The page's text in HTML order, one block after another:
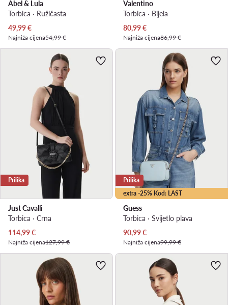
Abel & Lula
Torbica · Ružičasta
Trenutna cijena
49,99€
Najniža cijena54,99 €
Valentino
Torbica · Bijela
Trenutna cijena
80,99€
Najniža cijena86,99 €
Prilika
Just Cavalli
Torbica · Crna
Trenutna cijena
114,99€
Najniža cijena127,99 €
extra -25% Kod: LAST
Prilika
Guess
Torbica · Svijetlo plava
Trenutna cijena
90,99€
Najniža cijena99,99 €